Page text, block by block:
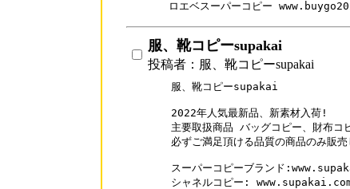
服、靴コピーsupakai
投稿者：服、靴コピーsupakai
服、靴コピーsupakai
2022年人気最新品、新素材入荷!
主要取扱商品 バッグコピー、財布コ
必ずご満足頂ける品質の商品のみ販
スーパーコピーブランド
シャネルコピー: